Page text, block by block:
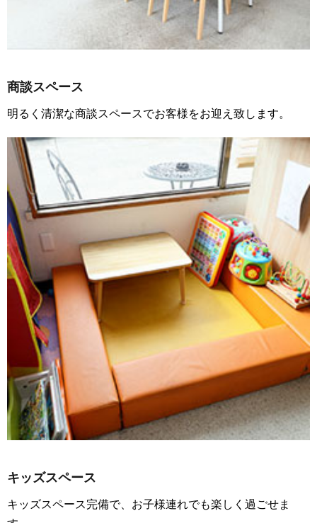
商談スペース
明るく清潔な商談スペースでお客様をお迎え致します。
キッズスペース
キッズスペース完備で、お子様連れでも楽しく過ごせま